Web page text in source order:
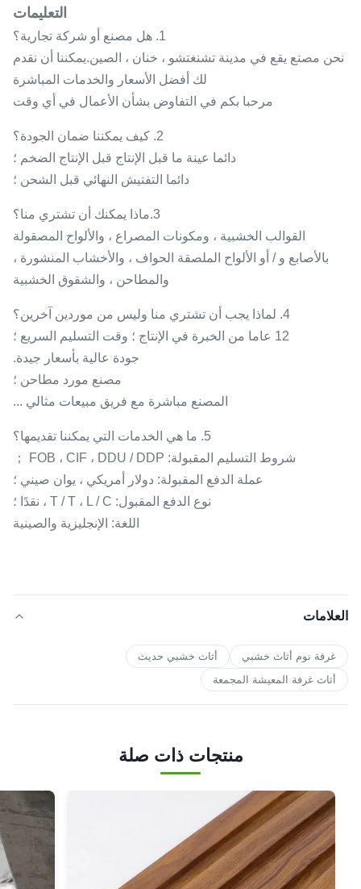
التعليمات
1. هل مصنع أو شركة تجارية؟
نحن مصنع يقع في مدينة تشنغتشو ، خنان ، الصين.يمكننا أن نقدم
لك أفضل الأسعار والخدمات المباشرة
مرحبا بكم في التفاوض بشأن الأعمال في أي وقت
2. كيف يمكننا ضمان الجودة؟
دائما عينة ما قبل الإنتاج قبل الإنتاج الضخم ؛
دائما التفتيش النهائي قبل الشحن ؛
3.ماذا يمكنك أن تشتري منا؟
القوالب الخشبية ، ومكونات المصراع ، والألواح المصقولة
بالأصابع و / أو الألواح الملصقة الحواف ، والأخشاب المنشورة ،
والمطاحن ، والشقوق الخشبية
4. لماذا يجب أن تشتري منا وليس من موردين آخرين؟
12 عاما من الخبرة في الإنتاج ؛ وقت التسليم السريع ؛
جودة عالية بأسعار جيدة.
مصنع مورد مطاحن ؛
المصنع مباشرة مع فريق مبيعات مثالي ...
5. ما هي الخدمات التي يمكننا تقديمها؟
شروط التسليم المقبولة: FOB ، CIF ، DDU / DDP ；
عملة الدفع المقبولة: دولار أمريكي ، يوان صيني ؛
نوع الدفع المقبول: T / T ، L / C ، نقدًا ؛
اللغة: الإنجليزية والصينية
العلامات
غرفة نوم أثاث خشبي
أثاث خشبي حديث
أثاث غرفة المعيشة المجمعة
منتجات ذات صلة